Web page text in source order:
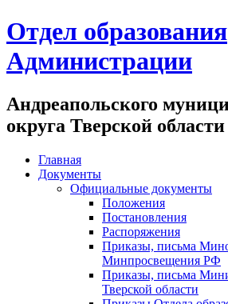
Отдел образования
Администрации
Андреапольского
округа Тверской области
Главная
Документы
Официальные документы
Положения
Постановления
Распоряжения
Приказы, письма
Минпросвещения РФ
Приказы, письма
Тверской области